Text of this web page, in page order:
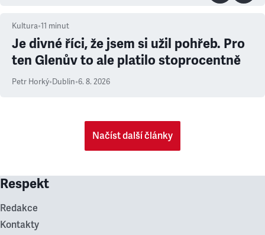
Kultura•11 minut
Je divné říci, že jsem si užil pohřeb. Pro
ten Glenův to ale platilo stoprocentně
Petr Horký•Dublin•6. 8. 2026
Načíst další články
Respekt
Redakce
Kontakty